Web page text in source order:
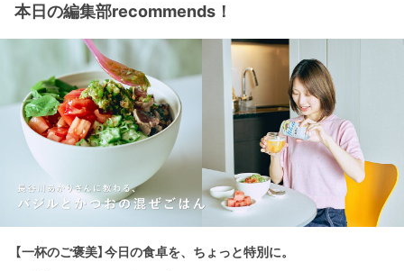
本日の編集部recommends！
【一杯のご褒美】今日の食卓を、ちょっと特別に。